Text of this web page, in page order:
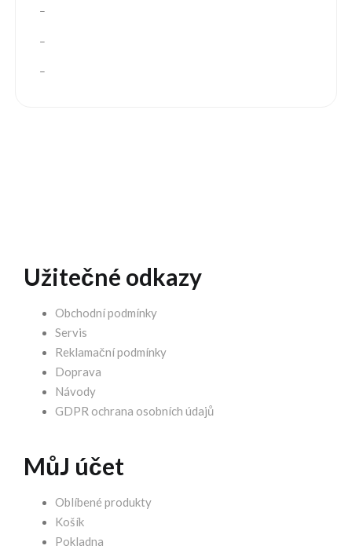
–
–
–
Užitečné odkazy
Obchodní podmínky
Servis
Reklamační podmínky
Doprava
Návody
GDPR ochrana osobních údajů
MůJ účet
Oblíbené produkty
Košík
Pokladna